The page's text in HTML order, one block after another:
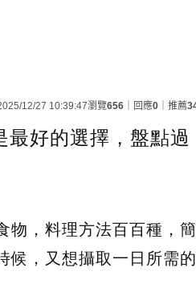
12/27 10:39:47瀏覽656 ｜回應0 ｜推薦
好的選擇，盤點過
物，料理方法百百種，簡
候，又想攝取一日所需的